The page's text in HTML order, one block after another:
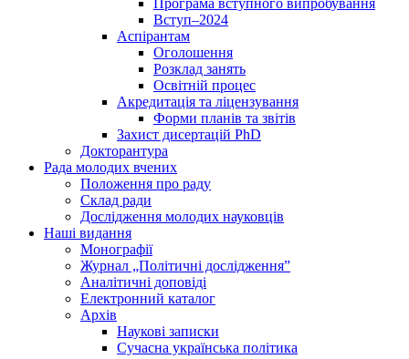
Програма вступного випробування
Вступ–2024
Аспірантам
Оголошення
Розклад занять
Освітній процес
Акредитація та ліцензування
Форми планів та звітів
Захист дисертацій PhD
Докторантура
Рада молодих вчених
Положення про раду
Склад ради
Дослідження молодих науковців
Наші видання
Монографії
Журнал „Політичні дослідження”
Аналітичні доповіді
Електронний каталог
Архів
Наукові записки
Сучасна українська політика